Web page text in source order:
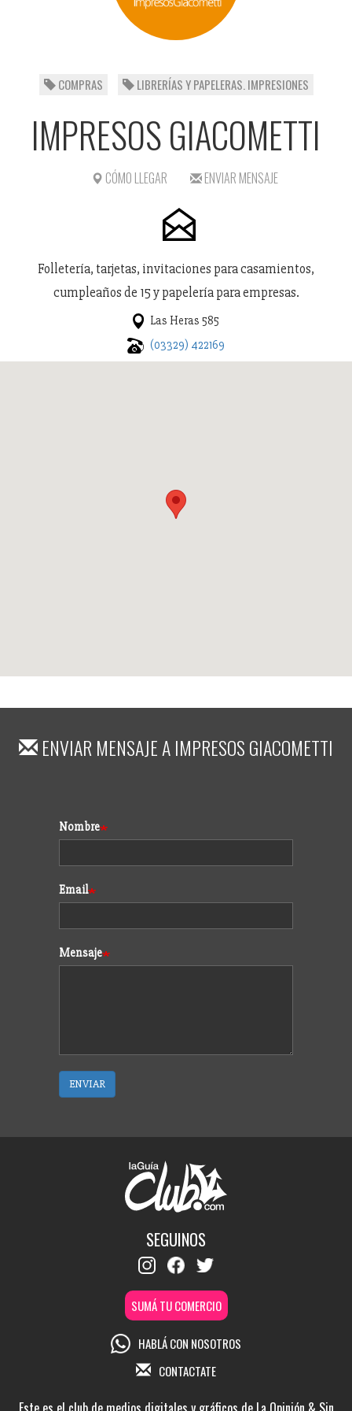
COMPRAS LIBRERÍAS Y PAPELERAS. IMPRESIONES
IMPRESOS GIACOMETTI
CÓMO LLEGAR ENVIAR MENSAJE
Folletería, tarjetas, invitaciones para casamientos,
cumpleaños de 15 y papelería para empresas.
Las Heras 585
(03329) 422169
ENVIAR MENSAJE AIMPRESOS GIACOMETTI
Formulario
Nombre
Email
Mensaje
ENVIAR
SEGUINOS
SUMÁ TU COMERCIO
HABLÁ CON NOSOTROS
CONTACTATE